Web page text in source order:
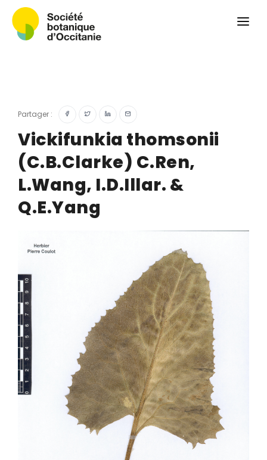
Herbier PCPR
Ressources
Actualités et calendrier
Contact
Partager :
Vickifunkia thomsonii
(C.B.Clarke) C.Ren,
L.Wang, I.D.Illar. &
Q.E.Yang